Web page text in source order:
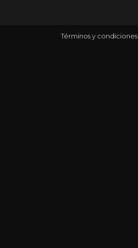
Términos y condiciones